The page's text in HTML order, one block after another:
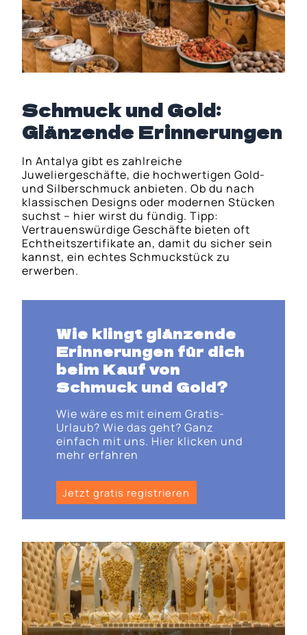
Schmuck und Gold:
Glänzende Erinnerungen
In Antalya gibt es zahlreiche
Juweliergeschäfte, die hochwertigen Gold-
und Silberschmuck anbieten. Ob du nach
klassischen Designs oder modernen Stücken
suchst – hier wirst du fündig. Tipp:
Vertrauenswürdige Geschäfte bieten oft
Echtheitszertifikate an, damit du sicher sein
kannst, ein echtes Schmuckstück zu
erwerben.
Wie klingt glänzende
Erinnerungen für dich
beim Kauf von
Schmuck und Gold?
Wie wäre es mit einem Gratis-
Urlaub? Wie das geht? Ganz
einfach mit uns. Hier klicken und
mehr erfahren
Jetzt gratis registrieren